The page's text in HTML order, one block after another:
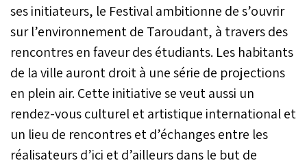
ses initiateurs, le Festival ambitionne de s’ouvrir
sur l’environnement de Taroudant, à travers des
rencontres en faveur des étudiants. Les habitants
de la ville auront droit à une série de projections
en plein air. Cette initiative se veut aussi un
rendez-vous culturel et artistique international et
un lieu de rencontres et d’échanges entre les
réalisateurs d’ici et d’ailleurs dans le but de